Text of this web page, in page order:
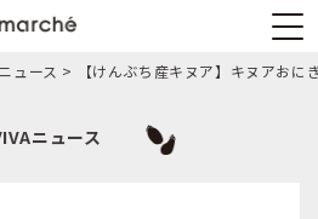
ュース > 【けんぶち産キヌア】キヌアおに
ニュース